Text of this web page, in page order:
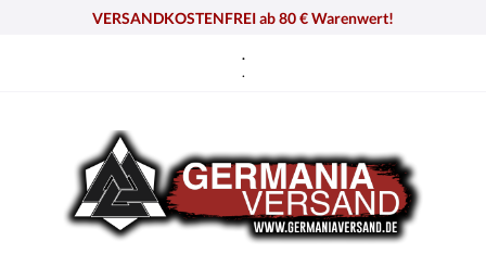
VERSANDKOSTENFREI ab 80 € Warenwert!
.
.